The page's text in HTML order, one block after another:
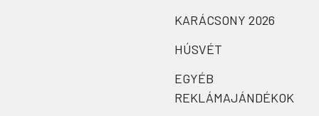
KARÁCSONY 2026
HÚSVÉT
EGYÉB
REKLÁMAJÁNDÉKOK